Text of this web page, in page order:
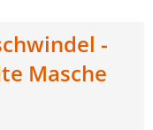
-
Masche